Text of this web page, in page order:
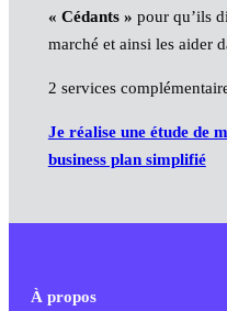
« Cédants » pour qu’ils
marché et ainsi les aider
2 services
Je réalise une étude de
business plan simplifié
À propos